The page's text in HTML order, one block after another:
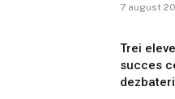
7 august
Trei
succes